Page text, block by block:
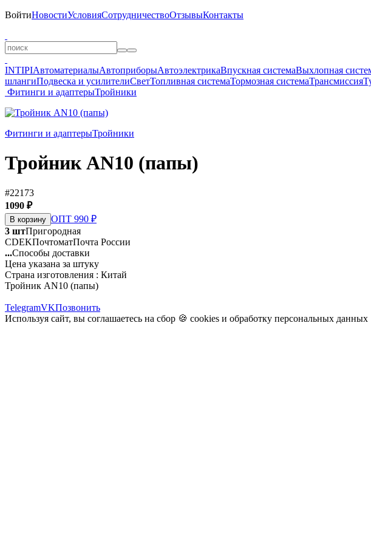
ВойтиНовостиУсловияСотрудничествоОтзывыКонтакты
INTIPIАвтоматериалыАвтоприборыАвтоэлектрикаВпускная системаВыхлопная
шлангиПодвеска и усилителиСветТопливная системаТормозная системаТрансмиссия
Фитинги и адаптерыТройники
Фитинги и адаптерыТройники
Тройник AN10 (папы)
#22173
1090 ₽
В корзину ОПТ 990 ₽
3 штПригородная
CDEKПочтоматПочта России
...Способы доставки
Цена указана за штуку
Страна изготовления : Китай
Тройник AN10 (папы)
TelegramVKПозвонить
Используя сайт, вы соглашаетесь на сбор 🍪 cookies и обработку персональных данных